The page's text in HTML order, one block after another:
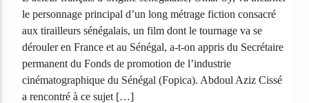
le personnage principal d’un long métrage fiction consacré
aux tirailleurs sénégalais, un film dont le tournage va se
dérouler en France et au Sénégal, a-t-on appris du Secrétaire
permanent du Fonds de promotion de l’industrie
cinématographique du Sénégal (Fopica). Abdoul Aziz Cissé
a rencontré à ce sujet […]